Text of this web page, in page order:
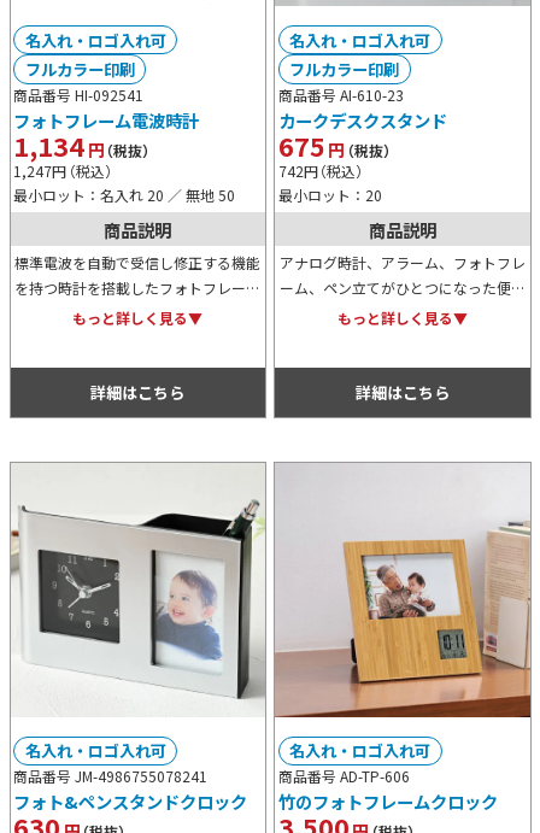
商品番号 HI-092541
フォトフレーム電波時計
1,134円（税抜）
1,247円（税込）
最小ロット：名入れ 20 ／ 無地 50
名入れ・ロゴ入れ可
フルカラー印刷
商品説明
標準電波を自動で受信し修正する機能
を持つ時計を搭載したフォトフレーム
です。時計以外にもカレンダーや温
なため、さまざまなシーンで役立ちま
もっと詳しく見る▼
詳細はこちら
商品番号 AI-610-23
カークデスクスタンド
675円（税抜）
742円（税込）
最小ロット：20
名入れ・ロゴ入れ可
フルカラー印刷
商品説明
アナログ時計、アラーム、フォトフレ
ーム、ペン立てがひとつになった便利
スタンドです。シックなデザインに加
記念用などとしても人気です。
もっと詳しく見る▼
詳細はこちら
商品番号 JM-4986755078241
フォト&ペンスタンドクロック
名入れ・ロゴ入れ可
商品番号 AD-TP-606
竹のフォトフレームクロック
名入れ・ロゴ入れ可